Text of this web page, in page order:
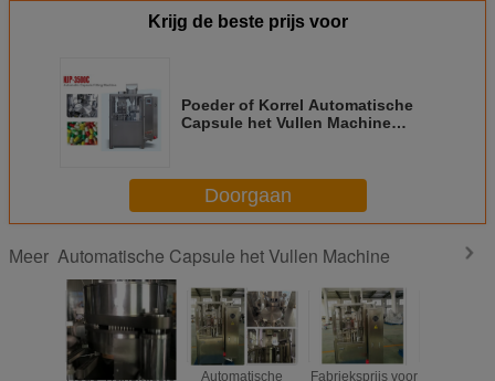
Krijg de beste prijs voor
Poeder of Korrel Automatische
Capsule het Vullen Machine
Doorgaan
Meer Automatische Capsule het Vullen Machine
Hoge Transmissie Automatische Fabrieksprijs voor